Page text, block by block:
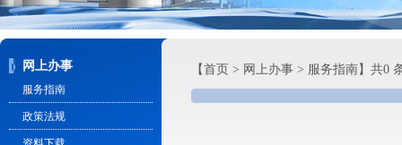
网上办事
服务指南
政策法规
【首页 > 网上办事 > 服务指南】共0